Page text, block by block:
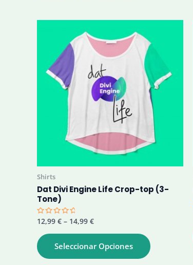
Shirts
Dat Divi Engine Life Crop-top (3-
Tone)
Valorado
con
de
5
12,99 € – 14,99 €
Seleccionar Opciones
producto